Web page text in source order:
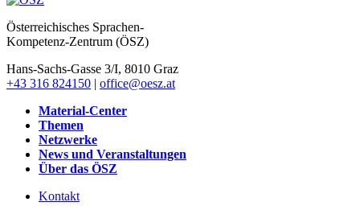
Österreichisches Sprachen-
Kompetenz-Zentrum (ÖSZ)
Hans-Sachs-Gasse 3/I, 8010 Graz
+43 316 824150 | office@oesz.at
Material-Center
Themen
Netzwerke
News und Veranstaltungen
Über das ÖSZ
Kontakt